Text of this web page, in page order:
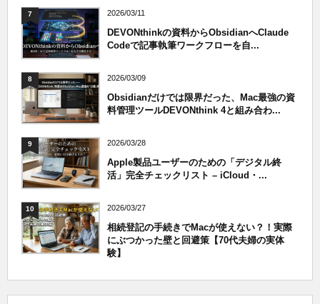
7 2026/03/11
DEVONthinkの資料からObsidianへClaude
Codeで記事執筆ワークフローを自...
8 2026/03/09
Obsidianだけでは限界だった、Mac最強の資
料管理ツールDEVONthink 4と組み合わ...
9 2026/03/28
Apple製品ユーザーのための「デジタル終
活」完全チェックリスト – iCloud・...
10 2026/03/27
相続登記の手続きでMacが使えない？！実際
にぶつかった壁と回避策【70代夫婦の実体
験】